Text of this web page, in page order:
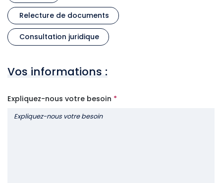
Relecture de documents
Consultation juridique
Vos informations :
Expliquez-nous votre besoin